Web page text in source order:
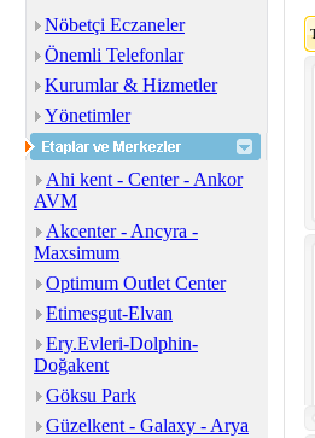
Nöbetçi Eczaneler
Önemli Telefonlar
Kurumlar & Hizmetler
Yönetimler
Ahi kent - Center - Ankor
AVM
Akcenter - Ancyra -
Maxsimum
Optimum Outlet Center
Etimesgut-Elvan
Ery.Evleri-Dolphin-
Doğakent
Göksu Park
Güzelkent - Galaxy - Arya